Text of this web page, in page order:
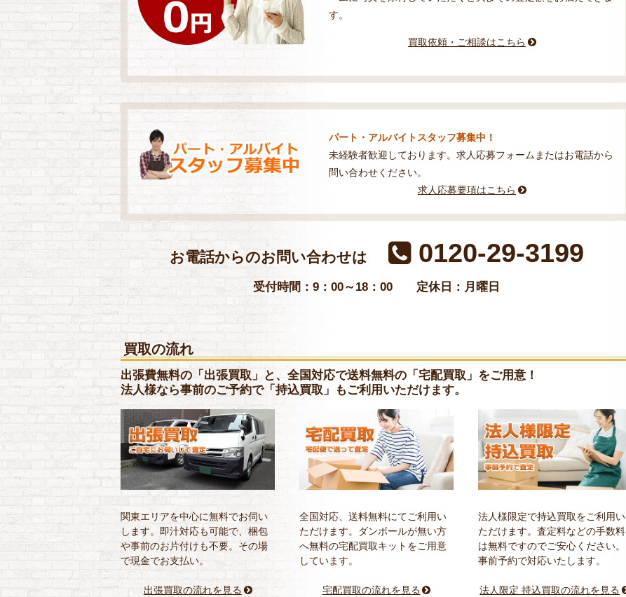
す。
買取依頼・ご相談はこちら
パート・アルバイトスタッフ募集中！
未経験者歓迎しております。求人応募フォームまたはお電話から
問い合わせください。
求人応募要項はこちら
お電話からのお問い合わせは 0120-29-3199
受付時間：9：00～18：00 定休日：月曜日
買取の流れ
出張費無料の「出張買取」と、全国対応で送料無料の「宅配買取」をご用意！
法人様なら事前のご予約で「持込買取」もご利用いただけます。
関東エリアを中心に無料でお伺い
します。即汁対応も可能で、梱包
や事前のお片付けも不要。その場
で現金でお支払い。
出張買取の流れを見る
全国対応、送料無料にてご利用い
ただけます。ダンボールが無い方
へ無料の宅配買取キットをご用意
しています。
宅配買取の流れを見る
法人様限定で持込買取をご利用い
ただけます。査定料などの手数料
は無料ですのでご安心ください。
事前予約で対応いたします。
法人限定 持込買取の流れを見る